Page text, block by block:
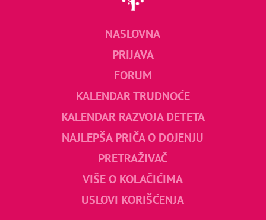
NASLOVNA
PRIJAVA
FORUM
KALENDAR TRUDNOĆE
KALENDAR RAZVOJA DETETA
NAJLEPŠA PRIČA O DOJENJU
PRETRAŽIVAČ
VIŠE O KOLAČIĆIMA
USLOVI KORIŠĆENJA